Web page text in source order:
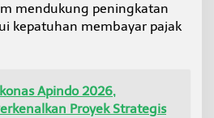
mendukung peningkatan
kepatuhan membayar pajak
Apindo 2026,
Proyek Strategis